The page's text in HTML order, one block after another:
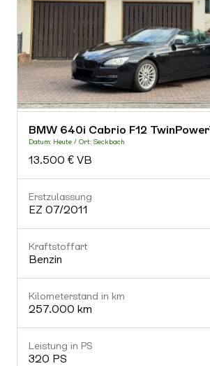
Kraftstoffart
-
Kilometerstand in km
-
-
BMW 640i Cabrio F12
Datum: Heute / Ort: Seckbach
13.500 € VB
Erstzulassung
EZ 07/2011
Kraftstoffart
Benzin
Kilometerstand in km
257.000 km
Leistung in PS
320 PS